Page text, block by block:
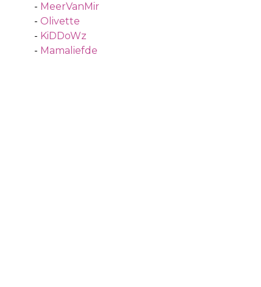
- MeerVanMir
- Olivette
- KiDDoWz
- Mamaliefde